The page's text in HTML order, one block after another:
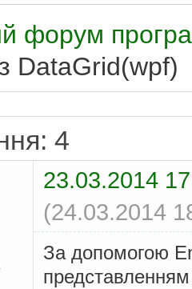
форум
DataGrid(wpf)
4
23.03.2014
(24.03.2014
За допомогою
представленням